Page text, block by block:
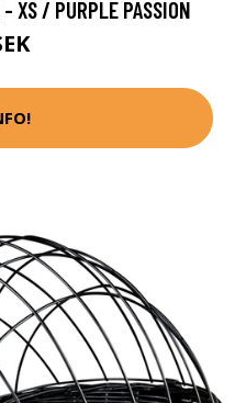
XS / PURPLE PASSION